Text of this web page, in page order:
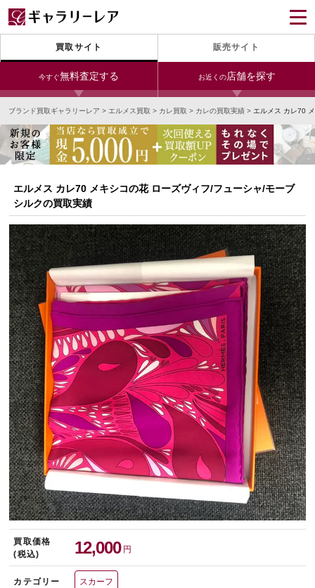
買取サイト 販売サイト
今すぐ無料査定する お近くの店舗を探す
今すぐLINE査定
24時間受付（対応時間10:00～19:00）
宅配買取を申し込む
銀座本店 青山表参道店 新宿東口店
心斎橋本店
なんば店 神戸元町(三宮)店 LAB大阪
中野ブロードウェイ
宅配買取を申し込む
無料の宅配キットをお届けします
ブランド買取ギャラリーレア > エルメス買取 > カレ買取 > カレの買取実績 > エルメス カレ70
エルメス カレ70 メキシコの花 ローズヴィフ/フューシャ/モーブ
シルクの買取実績
買取価格
(税込)
12,000 円
カテゴリー スカーフ